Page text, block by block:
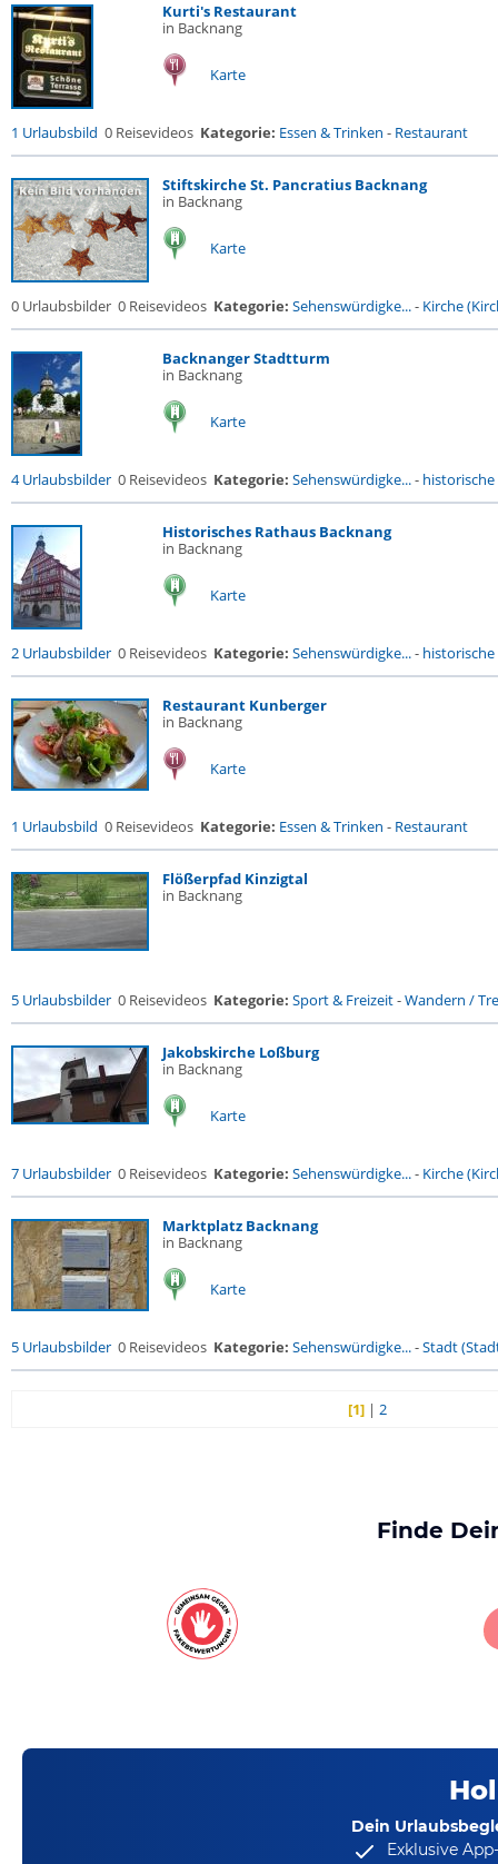
Kurti's Restaurant
in Backnang
Karte
1 Urlaubsbild 0 Reisevideos Kategorie: Essen & Trinken - Restaurant
Stiftskirche St. Pancratius Backnang
in Backnang
Karte
0 Urlaubsbilder 0 Reisevideos Kategorie: Sehenswürdigke...- Kirche
Backnanger Stadtturm
in Backnang
Karte
4 Urlaubsbilder 0 Reisevideos Kategorie: Sehenswürdigke...- historische
Historisches Rathaus Backnang
in Backnang
Karte
2 Urlaubsbilder 0 Reisevideos Kategorie: Sehenswürdigke...- historische
Restaurant Kunberger
in Backnang
Karte
1 Urlaubsbild 0 Reisevideos Kategorie: Essen & Trinken - Restaurant
Flößerpfad Kinzigtal
in Backnang
5 Urlaubsbilder 0 Reisevideos Kategorie: Sport & Freizeit-Wandern /
Jakobskirche Loßburg
in Backnang
Karte
7 Urlaubsbilder 0 Reisevideos Kategorie: Sehenswürdigke...- Kirche
Marktplatz Backnang
in Backnang
Karte
5 Urlaubsbilder 0 Reisevideos Kategorie: Sehenswürdigke...-Stadt
[1] |2
Finde
Dein
Exklusive